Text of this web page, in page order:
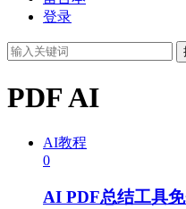
登录
PDF AI
AI教程
0
AI PDF总结工具